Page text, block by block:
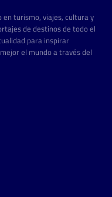
en turismo, viajes, cultura y
de destinos de todo el
para inspirar
el mundo a través del